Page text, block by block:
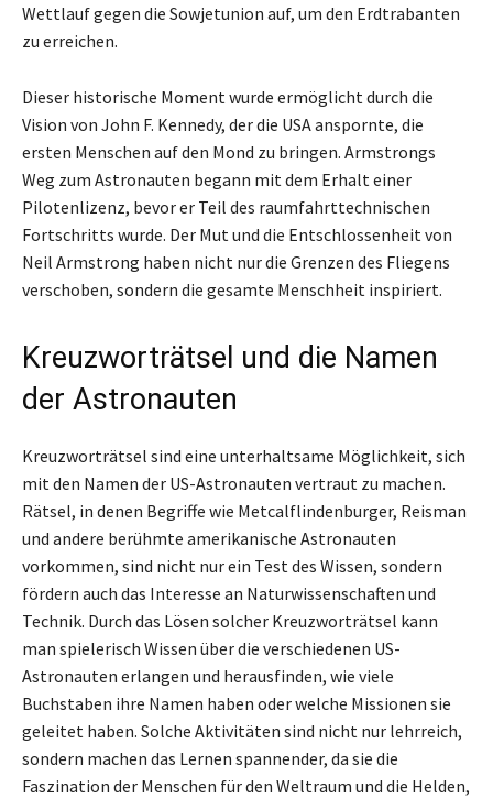
Wettlauf gegen die Sowjetunion auf, um den Erdtrabanten
zu erreichen.
Dieser historische Moment wurde ermöglicht durch die
Vision von John F. Kennedy, der die USA anspornte, die
ersten Menschen auf den Mond zu bringen. Armstrongs
Weg zum Astronauten begann mit dem Erhalt einer
Pilotenlizenz, bevor er Teil des raumfahrttechnischen
Fortschritts wurde. Der Mut und die Entschlossenheit von
Neil Armstrong haben nicht nur die Grenzen des Fliegens
verschoben, sondern die gesamte Menschheit inspiriert.
Kreuzworträtsel und die Namen
der Astronauten
Kreuzworträtsel sind eine unterhaltsame Möglichkeit, sich
mit den Namen der US-Astronauten vertraut zu machen.
Rätsel, in denen Begriffe wie Metcalflindenburger, Reisman
und andere berühmte amerikanische Astronauten
vorkommen, sind nicht nur ein Test des Wissen, sondern
fördern auch das Interesse an Naturwissenschaften und
Technik. Durch das Lösen solcher Kreuzworträtsel kann
man spielerisch Wissen über die verschiedenen US-
Astronauten erlangen und herausfinden, wie viele
Buchstaben ihre Namen haben oder welche Missionen sie
geleitet haben. Solche Aktivitäten sind nicht nur lehrreich,
sondern machen das Lernen spannender, da sie die
Faszination der Menschen für den Weltraum und die Helden,